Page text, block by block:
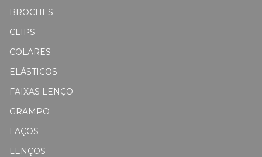
BROCHES
CLIPS
COLARES
ELÁSTICOS
FAIXAS LENÇO
GRAMPO
LAÇOS
LENÇOS